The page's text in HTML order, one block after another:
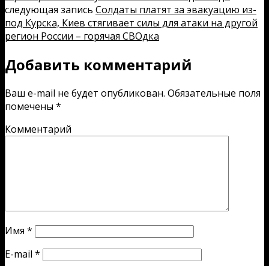
следующая запись Солдаты платят за эвакуацию из-
под Курска, Киев стягивает силы для атаки на другой
регион России – горячая СВОдка
Добавить комментарий
Ваш e-mail не будет опубликован. Обязательные поля
помечены *
Комментарий
Имя *
E-mail *